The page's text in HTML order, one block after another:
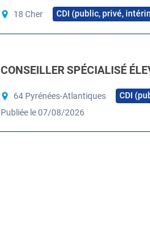
18 Cher CDI (public, privé,
CONSEILLER SPÉCIALISÉ
64 Pyrénées-Atlantiques
CDI
Publiée le 07/08/2026